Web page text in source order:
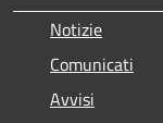
Notizie
Comunicati
Avvisi